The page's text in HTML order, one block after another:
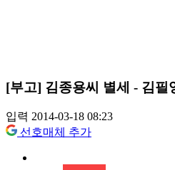
[부고] 김종용씨 별세 - 김필
입력 2014-03-18 08:23
선호매체 추가